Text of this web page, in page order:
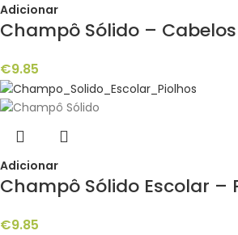
Adicionar
Champô Sólido –
€9.85
Adicionar
Champô Sólido Escolar –
€9.85